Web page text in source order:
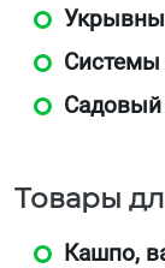
Системы
Садовый
Товары
Кашпо,